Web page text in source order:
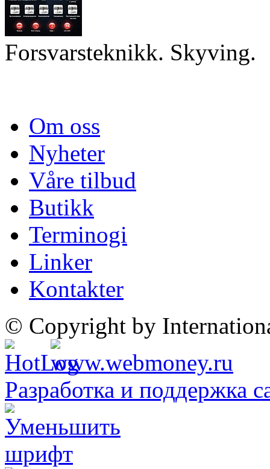
Forsvarsteknikk. Skyving.
Om oss
Nyheter
Våre tilbud
Butikk
Terminogi
Linker
Kontakter
© Copyright by
Разработка и поддержка